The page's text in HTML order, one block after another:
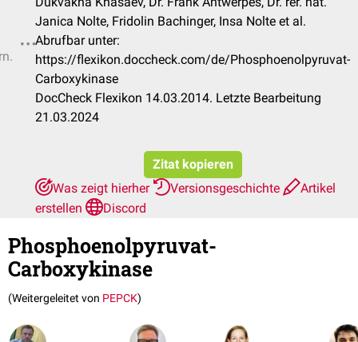
Janica Nolte, Fridolin Bachinger, Insa Nolte et al.
Abrufbar unter:
https://flexikon.doccheck.com/de/Phosphoenolpyruvat-
Carboxykinase
DocCheck Flexikon 14.03.2014. Letzte Bearbeitung
21.03.2024
Zitat kopieren
Was zeigt hierher
Versionsgeschichte
Artikel
erstellen
Discord
Phosphoenolpyruvat-
Carboxykinase
(Weitergeleitet von PEPCK)